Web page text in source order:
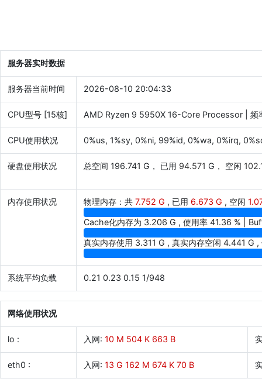
服务器实时数据
服务器当前时间 2026-08-10 20:04:33
CPU型号 [15核] AMD Ryzen 9 5950X 16-Core Processor |
CPU使用状况 0%us, 1%sy, 0%ni, 99%id, 0%wa, 0%irq,
硬盘使用状况 总空间 196.741 G， 已用 94.571 G， 空闲
内存使用状况 物理内存：共 7.752 G , 已用 6.673 G , 空闲
91.41
Cache化内存为 3.206 G , 使用率 41.36 % |
41.36
真实内存使用 3.311 G , 真实内存空闲 4.441 G ,
48.04
系统平均负载 0.21 0.23 0.15 1/948
网络使用状况
lo : 入网: 10 M 504 K 663 B
eth0 : 入网: 13 G 162 M 674 K 70 B